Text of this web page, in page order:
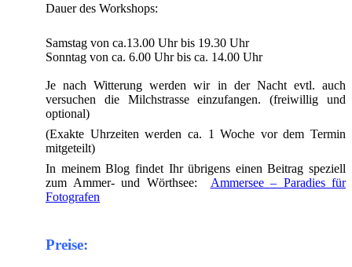
Dauer des Workshops:
Samstag von ca.13.00 Uhr bis 19.30 Uhr
Sonntag von ca. 6.00 Uhr bis ca. 14.00 Uhr
Je nach Witterung werden wir in der Nacht evtl. auch
versuchen die Milchstrasse einzufangen. (freiwillig und
optional)
(Exakte Uhrzeiten werden ca. 1 Woche vor dem Termin
mitgeteilt)
In meinem Blog findet Ihr übrigens einen Beitrag speziell
zum Ammer- und Wörthsee: Ammersee – Paradies für
Fotografen
Preise: